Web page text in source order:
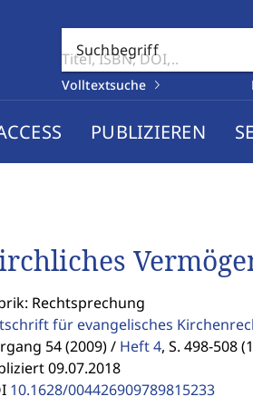
Suchbegriff
Volltextsuche
PUBLIZIEREN
Rechtsprechung
für evangelisches
54 (2009) / Heft 4, S. 498-508
09.07.2018
10.1628/004426909789815233